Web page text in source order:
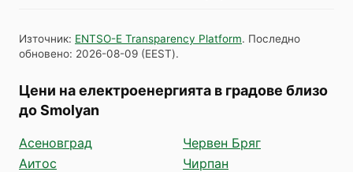
Източник: ENTSO-E Transparency Platform. Последно
обновено: 2026-08-09 (EEST).
Цени на електроенергията в градове близо
до Smolyan
Асеновград
Аитос
Червен Бряг
Чирпан